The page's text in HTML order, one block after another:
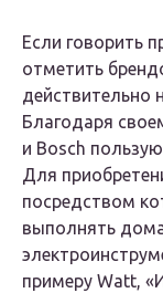
Если говорить
отметить
действительно
Благодаря
и Bosch
Для
посредством
выполнять
примеру Watt,